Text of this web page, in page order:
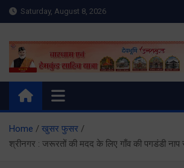
Skip
to
Saturday, August 8, 2026
Meru Raibar |
News | Uttarkashi
meruraibar.com
Home
खुसर फुसर
श्रीनगर : जरूरतों की मदद के लिए गाँव की पगडंडी नाप